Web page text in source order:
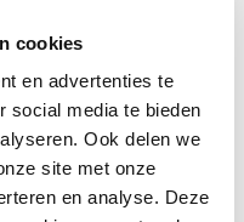
cookies
en advertenties te
social media te bieden
Ook delen we
site met onze
en analyse. Deze
Spray Hond 100 ml